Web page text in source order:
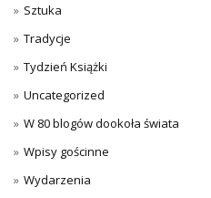
Sztuka
Tradycje
Tydzień Książki
Uncategorized
W 80 blogów dookoła świata
Wpisy gościnne
Wydarzenia